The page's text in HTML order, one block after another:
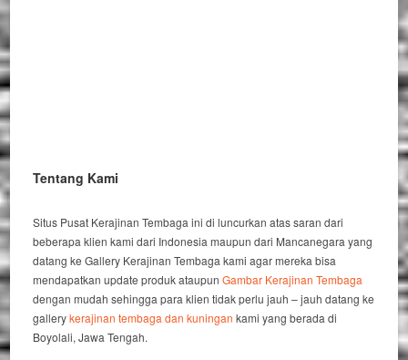
Tentang Kami
Situs Pusat Kerajinan Tembaga ini di luncurkan atas saran dari
beberapa klien kami dari Indonesia maupun dari Mancanegara yang
datang ke Gallery Kerajinan Tembaga kami agar mereka bisa
mendapatkan update produk ataupunGambar Kerajinan Tembaga
dengan mudah sehingga para klien tidak perlu jauh – jauh datang ke
gallerykerajinan tembaga dan kuningan kami yang berada di
Boyolali, Jawa Tengah.